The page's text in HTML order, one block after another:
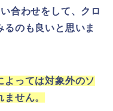
合わせをして、クロ
るのも良いと思いま
よっては対象外のソ
せん。